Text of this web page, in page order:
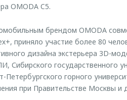
OMODA C5.
брендом OMODA
приняло участие более 80
дизайна экстерьера 3D-
государственного
горного
при Правительстве Москвы и